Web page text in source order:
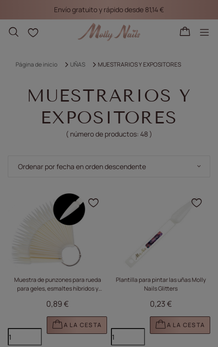
Envío gratuito y rápido desde 81,14 €
Listas de la compra
Página de inicio UÑAS MUESTRARIOS Y EXPOSITORES
MUESTRARIOS Y
EXPOSITORES
( número de productos: 48 )
Cambiar la clasificación
Ordenar por fecha en orden descendente
Muestra de punzones para rueda
para geles, esmaltes híbridos y
0,89 €
A LA CESTA
Haga clic para añadir
Plantilla para pintar las uñas Molly
Nails Glitters
0,23 €
A LA CESTA